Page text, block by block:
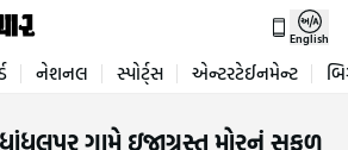
English
નેશનલ સ્પોર્ટ્સ એન્ટરટેઈનમેન્ટ
ગામે ઇજાગ્રસ્ત મોરનું સફળ